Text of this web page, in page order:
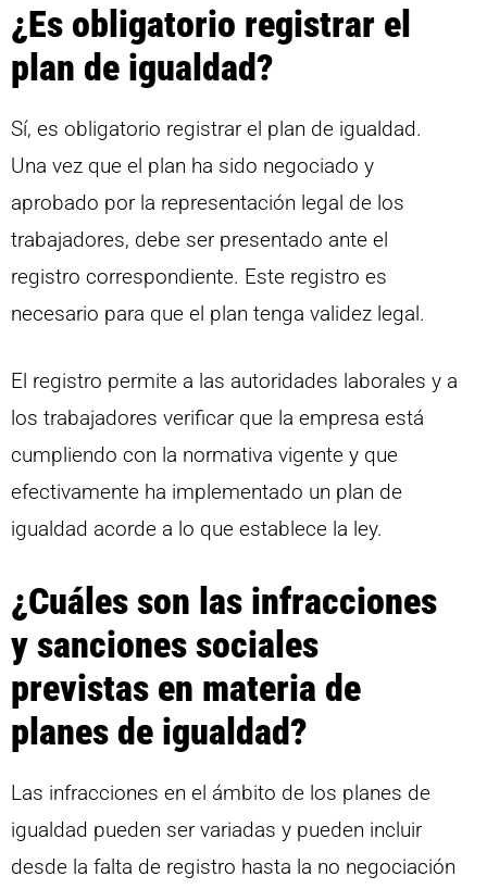
¿Es obligatorio registrar el
plan de igualdad?
Sí, es obligatorio registrar el plan de igualdad.
Una vez que el plan ha sido negociado y
aprobado por la representación legal de los
trabajadores, debe ser presentado ante el
registro correspondiente. Este registro es
necesario para que el plan tenga validez legal.
El registro permite a las autoridades laborales y a
los trabajadores verificar que la empresa está
cumpliendo con la normativa vigente y que
efectivamente ha implementado un plan de
igualdad acorde a lo que establece la ley.
¿Cuáles son las infracciones
y sanciones sociales
previstas en materia de
planes de igualdad?
Las infracciones en el ámbito de los planes de
igualdad pueden ser variadas y pueden incluir
desde la falta de registro hasta la no negociación